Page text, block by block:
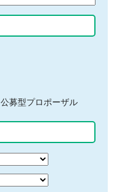
公募型プロポーザル